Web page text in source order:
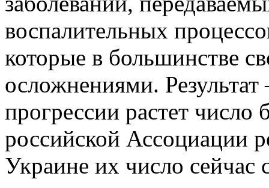
воспалительных
которые в большинстве
осложнениями.
прогрессии растет
российской Ассоциации
Украине их число сейчас